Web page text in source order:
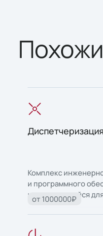
Комплекс
и программного
использующийся
гибкого управления
состоянием объекта.
от 1000000₽